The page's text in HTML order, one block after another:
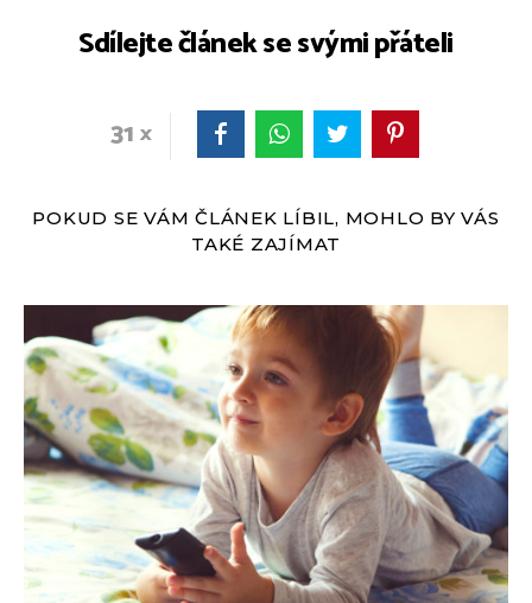
Sdílejte článek se svými přáteli
31
POKUD SE VÁM ČLÁNEK LÍBIL, MOHLO BY VÁS
TAKÉ ZAJÍMAT